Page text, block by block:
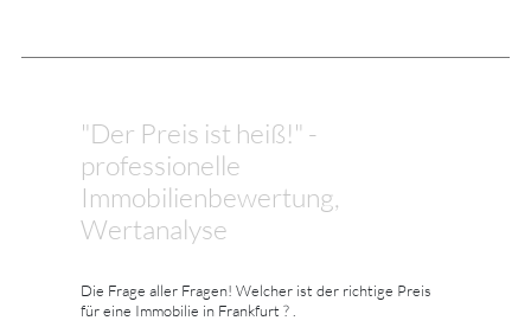
"Der Preis ist heiß!" -
professionelle
Immobilienbewertung,
Wertanalyse
Die Frage aller Fragen! Welcher ist der richtige Preis
für eine Immobilie in Frankfurt ? .